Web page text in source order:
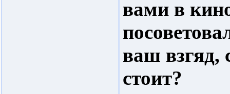
вами в
ваш взгяд,
стоит?